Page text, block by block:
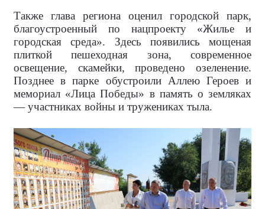
Также глава региона оценил городской парк,
благоустроенный по нацпроекту «Жилье и
городская среда». Здесь появились мощеная
плиткой пешеходная зона, современное
освещение, скамейки, проведено озеленение.
Позднее в парке обустроили Аллею Героев и
мемориал «Лица Победы» в память о земляках
— участниках войны и тружениках тыла.